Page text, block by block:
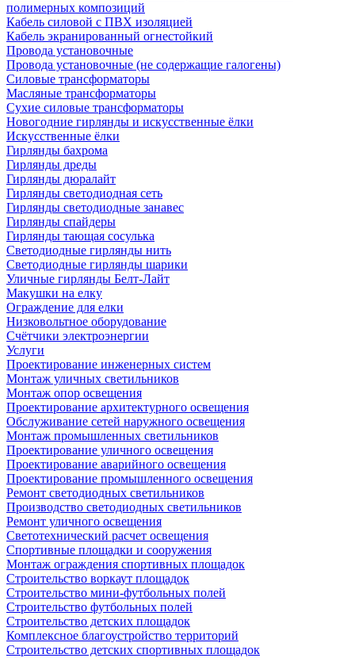
полимерных композиций
Кабель силовой с ПВХ изоляцией
Кабель экранированный огнестойкий
Провода установочные
Провода установочные (не содержащие галогены)
Силовые трансформаторы
Масляные трансформаторы
Сухие силовые трансформаторы
Новогодние гирлянды и искусственные ёлки
Искусственные ёлки
Гирлянды бахрома
Гирлянды дреды
Гирлянды дюралайт
Гирлянды светодиодная сеть
Гирлянды светодиодные занавес
Гирлянды спайдеры
Гирлянды тающая сосулька
Светодиодные гирлянды нить
Светодиодные гирлянды шарики
Уличные гирлянды Белт-Лайт
Макушки на елку
Ограждение для елки
Низковольтное оборудование
Счётчики электроэнергии
Услуги
Проектирование инженерных систем
Монтаж уличных светильников
Монтаж опор освещения
Проектирование архитектурного освещения
Обслуживание сетей наружного освещения
Монтаж промышленных светильников
Проектирование уличного освещения
Проектирование аварийного освещения
Проектирование промышленного освещения
Ремонт светодиодных светильников
Производство светодиодных светильников
Ремонт уличного освещения
Светотехнический расчет освещения
Спортивные площадки и сооружения
Монтаж ограждения спортивных площадок
Строительство воркаут площадок
Строительство мини-футбольных полей
Строительство футбольных полей
Строительство детских площадок
Комплексное благоустройство территорий
Строительство детских спортивных площадок